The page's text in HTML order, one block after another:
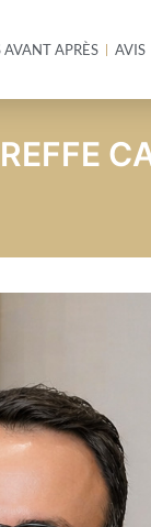
AVANT APRÈS AVIS